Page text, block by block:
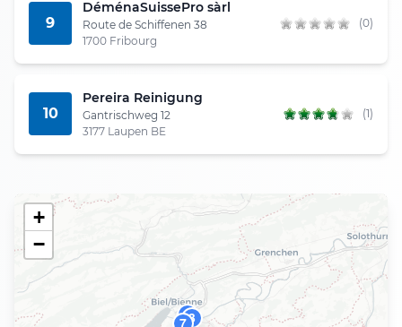
9
DéménaSuissePro sàrl
Route de Schiffenen 38
1700 Fribourg
(0)
10
Pereira Reinigung
Gantrischweg 12
3177 Laupen BE
(1)
3
6
7
+
−